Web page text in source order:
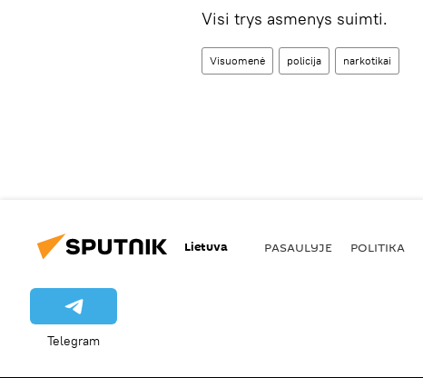
Visi trys asmenys suimti.
Visuomenė policija narkotikai
Lietuva PASAULYJE POLITIKA
Telegram